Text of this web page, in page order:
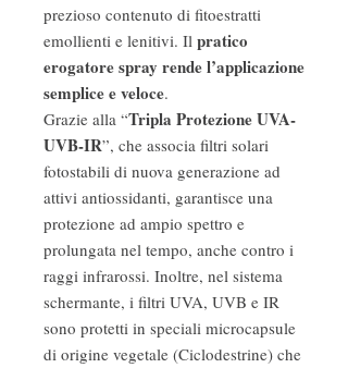
prezioso contenuto di fitoestratti
emollienti e lenitivi. Il pratico
erogatore spray rende l’applicazione
semplice e veloce.
Grazie alla “Tripla Protezione UVA-
UVB-IR”, che associa filtri solari
fotostabili di nuova generazione ad
attivi antiossidanti, garantisce una
protezione ad ampio spettro e
prolungata nel tempo, anche contro i
raggi infrarossi. Inoltre, nel sistema
schermante, i filtri UVA, UVB e IR
sono protetti in speciali microcapsule
di origine vegetale (Ciclodestrine) che